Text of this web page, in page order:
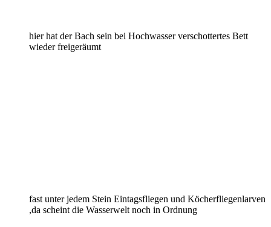
hier hat der Bach sein bei Hochwasser verschottertes Bett
wieder freigeräumt
fast unter jedem Stein Eintagsfliegen und Köcherfliegenlarven
,da scheint die Wasserwelt noch in Ordnung